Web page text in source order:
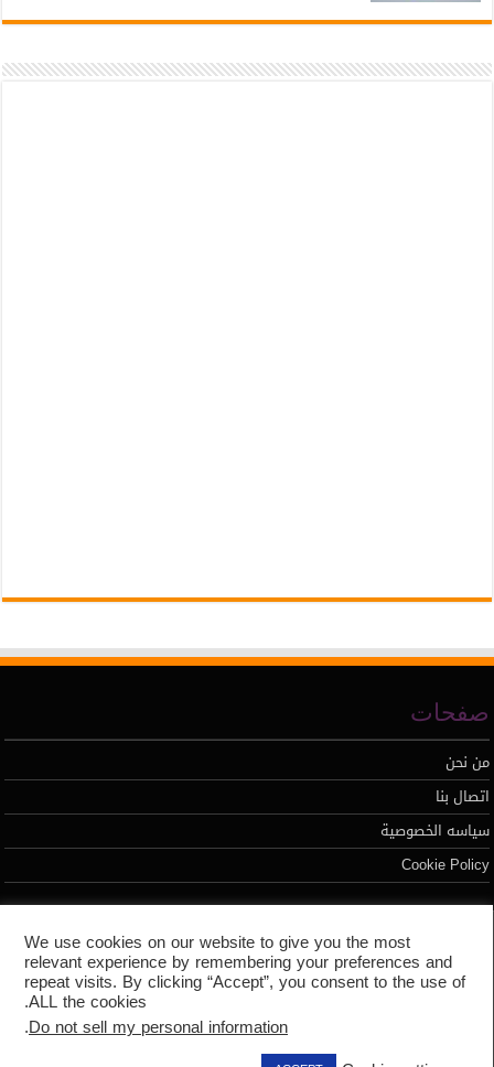
صفحات
من نحن
اتصال بنا
سياسه الخصوصية
Cookie Policy
تطوير محمد السيد
We use cookies on our website to give you the most
relevant experience by remembering your preferences and
repeat visits. By clicking “Accept”, you consent to the use of
ALL the cookies.
Do not sell my personal information
.